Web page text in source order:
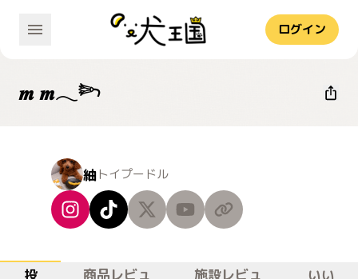
ログイン
𝒎 𝒎𓂃𓆸
紬トイプードル
投
商品レビュ
施設レビュ
いい